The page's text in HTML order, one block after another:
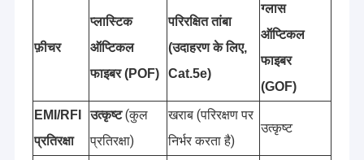
फ़ीचर
प्लास्टिक
ऑप्टिकल
फाइबर (POF)
परिरक्षित तांबा
(उदाहरण के लिए,
Cat.5e)
ग्लास
ऑप्टिकल
फाइबर
(GOF)
EMI/RFI
प्रतिरक्षा
उत्कृष्ट(कुल
प्रतिरक्षा)
खराब (परिरक्षण पर
निर्भर करता है)
उत्कृष्ट